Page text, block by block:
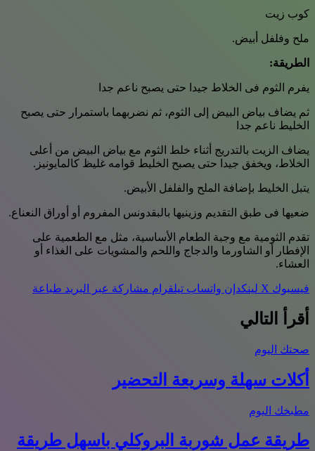
كوب زيت
ملح وفلفل أبيض.
الطريقة:
يفرم الثوم فى الخلاط جيدا حتى يصبح ناعم جدا
ثم يضاف بياض البيض إلى الثوم، ثم نضربهما باستمرار حتى يصبح
الخليط ناعم جدا
يضاف الزيت بالتدريج أثناء خلط الثوم مع بياض البيض من أعلى
الخلاط، ويخفق جيدا حتى يصبح الخليط قوامه غليظ كالمايونيز.
يتبل الخليط بإضافة الملح والفلفل الأبيض.
ضعيها فى طبق التقديم وزينيها بالبقدونس المفروم أو أوراق النعناع.
تقدم الثومية مع وجبة الطعام الأساسية، مثل مع الطعمية على
الإفطار أو الشاورما والدجاج واللحم والمشويات على الغذاء أو
العشاء.
فيسبوك ‫X لينكدإن واتساب تيلقرام مشاركة عبر البريد طباعة
أقرأ التالي
صحتك اليوم
أكلات سهلة وسريعة التحضير
مطبخك اليوم
طريقة عمل شوربة البروكلي باسهل طريقة